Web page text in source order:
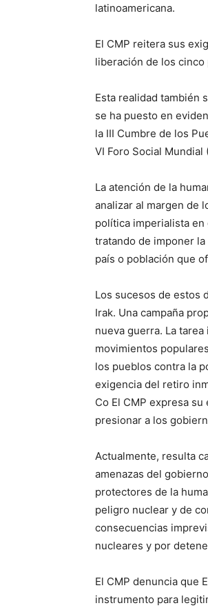
latinoamericana.
El CMP reitera sus
liberación de los
Esta realidad también
se ha puesto en
la III Cumbre de los
VI Foro Social Mundial
La atención de la
analizar al margen de
política imperialista
tratando de imponer
país o población que
Los sucesos de estos
Irak. Una campaña
nueva guerra. La
movimientos
los pueblos contra la
exigencia del retiro
Co El CMP expresa
presionar a los
Actualmente, resulta
amenazas del
protectores de la
peligro nuclear y de
consecuencias
nucleares y por
El CMP denuncia que
instrumento para